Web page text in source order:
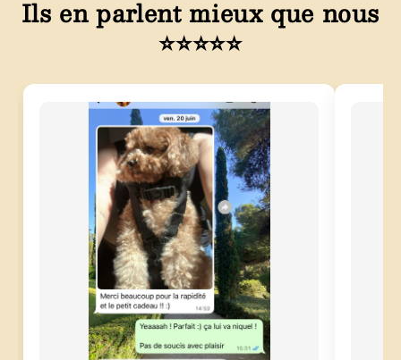
Ils en parlent mieux que nous
⭐⭐⭐⭐⭐